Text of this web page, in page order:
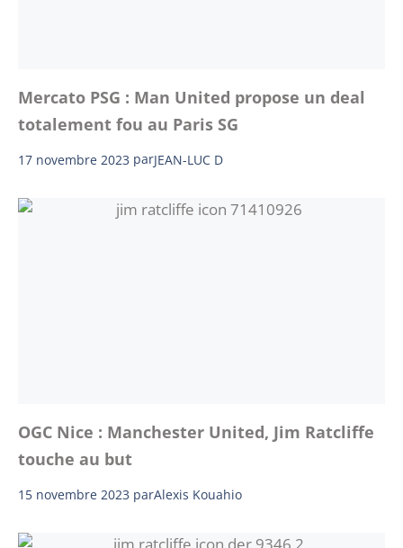
Mercato PSG : Man United propose un deal
totalement fou au Paris SG
17 novembre 2023 parJEAN-LUC D
OGC Nice : Manchester United, Jim Ratcliffe
touche au but
15 novembre 2023 parAlexis Kouahio